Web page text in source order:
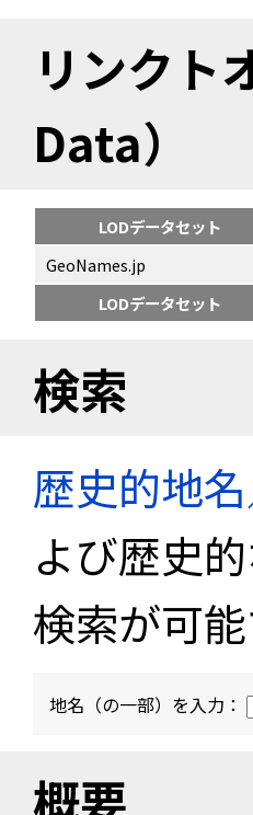
リンクト
Data）
LODデータセット
GeoNames.jp
LODデータセット
検索
歴史的地
よび歴史
検索が可能
地名（の一部）を入力：
概要